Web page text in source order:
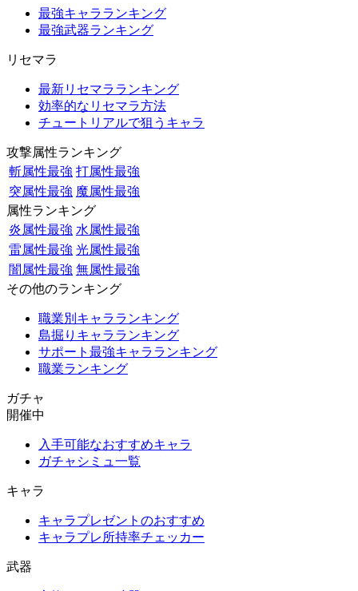
最強キャラランキング
最強武器ランキング
リセマラ
最新リセマラランキング
効率的なリセマラ方法
チュートリアルで狙うキャラ
攻撃属性ランキング
斬属性最強 打属性最強
突属性最強 魔属性最強
属性ランキング
炎属性最強 水属性最強
雷属性最強 光属性最強
闇属性最強 無属性最強
その他のランキング
職業別キャラランキング
島掘りキャラランキング
サポート最強キャラランキング
職業ランキング
ガチャ
開催中
入手可能なおすすめキャラ
ガチャシミュ一覧
キャラ
キャラプレゼントのおすすめ
キャラプレ所持率チェッカー
武器